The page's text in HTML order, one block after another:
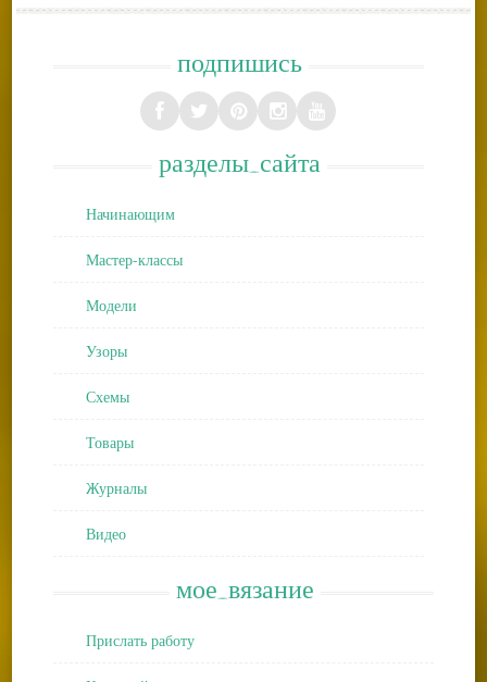
подпишись
разделы_сайта
Начинающим
Мастер-классы
Модели
Узоры
Схемы
Товары
Журналы
Видео
мое_вязание
Прислать работу